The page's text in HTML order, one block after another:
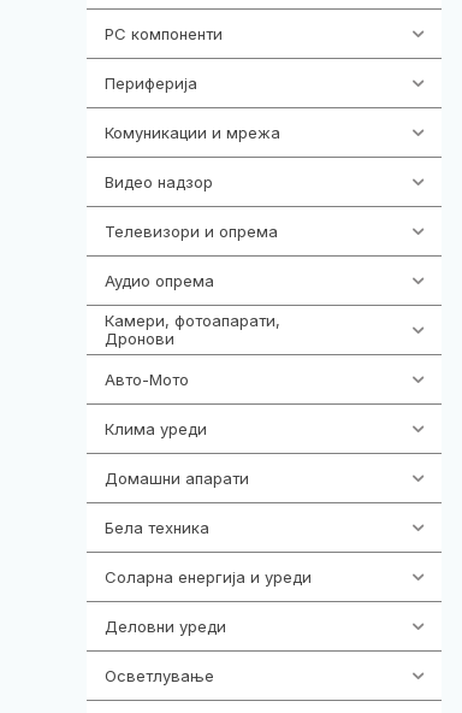
PC компоненти
Периферија
Комуникации и мрежа
Видео надзор
Телевизори и опрема
Аудио опрема
Камери, фотоапарати,
Дронови
Авто-Мото
Клима уреди
Домашни апарати
Бела техника
Соларна енергија и уреди
Деловни уреди
Осветлување